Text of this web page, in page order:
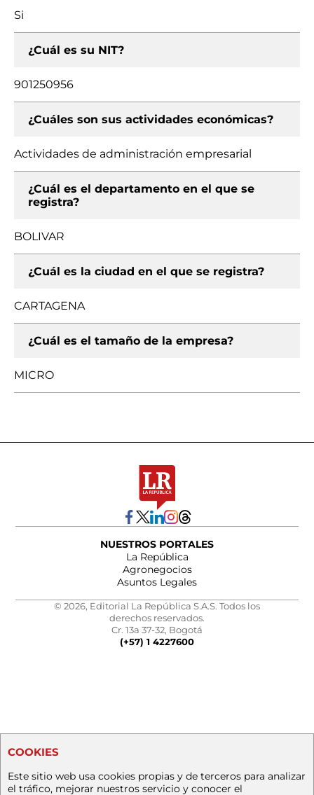
Si
¿Cuál es su NIT?
901250956
¿Cuáles son sus actividades económicas?
Actividades de administración empresarial
¿Cuál es el departamento en el que se
registra?
BOLIVAR
¿Cuál es la ciudad en el que se registra?
CARTAGENA
¿Cuál es el tamaño de la empresa?
MICRO
NUESTROS PORTALES
La República
Agronegocios
Asuntos Legales
© 2026, Editorial La República S.A.S. Todos los
derechos reservados.
Cr. 13a 37-32, Bogotá
(+57) 1 4227600
COOKIES
Este sitio web usa cookies propias y de terceros para analizar
el tráfico, mejorar nuestros servicio y conocer el